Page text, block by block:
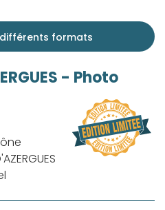
formats
- Photo